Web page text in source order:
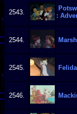
2543.
:
2544.
2545.
2546.